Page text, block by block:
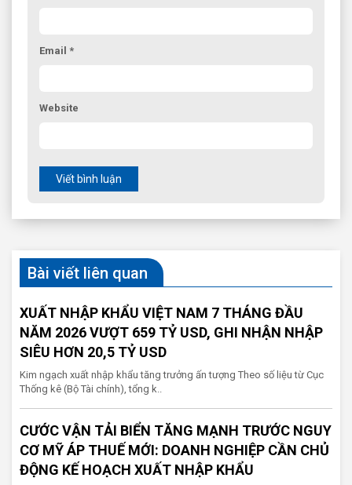
Email *
Website
Viết bình luận
Bài viết liên quan
XUẤT NHẬP KHẨU VIỆT NAM 7 THÁNG ĐẦU
NĂM 2026 VƯỢT 659 TỶ USD, GHI NHẬN NHẬP
SIÊU HƠN 20,5 TỶ USD
Kim ngạch xuất nhập khẩu tăng trưởng ấn tượng Theo số liệu từ Cục
Thống kê (Bộ Tài chính), tổng k..
CƯỚC VẬN TẢI BIỂN TĂNG MẠNH TRƯỚC NGUY
CƠ MỸ ÁP THUẾ MỚI: DOANH NGHIỆP CẦN CHỦ
ĐỘNG KẾ HOẠCH XUẤT NHẬP KHẨU